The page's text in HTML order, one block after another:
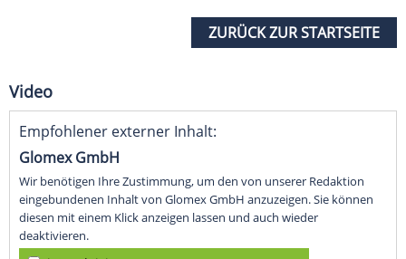
ZURÜCK ZUR STARTSEITE
Video
Empfohlener externer Inhalt:
Glomex GmbH
Wir benötigen Ihre Zustimmung, um den von unserer Redaktion
eingebundenen Inhalt von Glomex GmbH anzuzeigen. Sie können
diesen mit einem Klick anzeigen lassen und auch wieder
deaktivieren.